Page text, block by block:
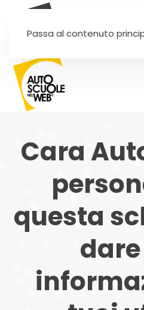
Passa al contenuto
Cara
questa